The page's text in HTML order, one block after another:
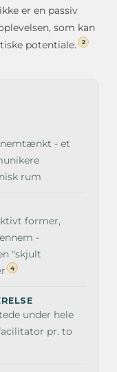
er en passiv
som kan
potentiale.
2
- et
rum
former,
-
"skjult
4
under hele
pr. to